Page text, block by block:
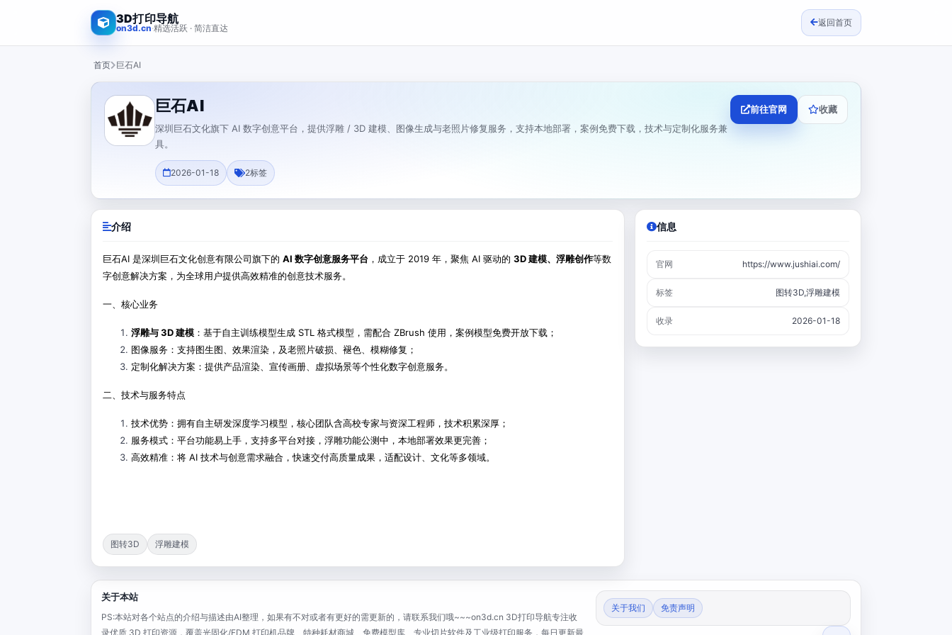
3D打印导航
on3d.cn·精选活跃 · 简洁直达
返回首页
首页 巨石AI
巨石AI
深圳巨石文化旗下 AI 数字创意平台，提供浮雕 / 3D 建模、图像生成与老照片修复服务，支持本地部署，案例免费下载，技术与定制化服务兼
具。
2026-01-18 2标签
前往官网 收藏
介绍
巨石AI 是深圳巨石文化创意有限公司旗下的 AI 数字创意服务平台 ，成立于 2019 年，聚焦 AI 驱动的 3D 建模、浮雕创作等数
字创意解决方案，为全球用户提供高效精准的创意技术服务。
一、核心业务
浮雕与 3D 建模 ：基于自主训练模型生成 STL 格式模型，需配合 ZBrush 使用，案例模型免费开放下载；
图像服务：支持图生图、效果渲染，及老照片破损、褪色、模糊修复；
定制化解决方案：提供产品渲染、宣传画册、虚拟场景等个性化数字创意服务。
二、技术与服务特点
技术优势：拥有自主研发深度学习模型，核心团队含高校专家与资深工程师，技术积累深厚；
服务模式：平台功能易上手，支持多平台对接，浮雕功能公测中，本地部署效果更完善；
高效精准：将 AI 技术与创意需求融合，快速交付高质量成果，适配设计、文化等多领域。
图转3D 浮雕建模
信息
官网 https://www.jushiai.com/
标签 图转3D,浮雕建模
收录 2026-01-18
关于本站
PS:本站对各个站点的介绍与描述由AI整理，如果有不对或者有更好的需更新的，请联系我们哦~~~on3d.cn 3D打印导航专注收
录优质 3D 打印资源，覆盖光固化/FDM 打印机品牌、特种耗材商城、免费模型库、专业切片软件及工业级打印服务，每日更新最
关于我们 免责声明